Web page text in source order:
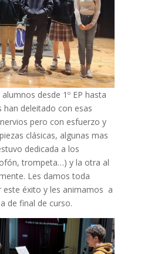
desde 1º EP hasta
han deleitado con esas
pero con esfuerzo y
clásicas, algunas mas
dedicada a los
trompeta…) y la otra al
Les damos toda
este éxito y les animamos a
de final de curso.